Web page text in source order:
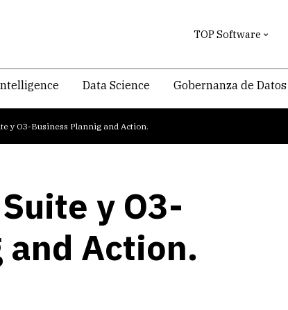
TOP Software
Data Science Gobernanza de Datos
y O3-Business Plannig and Action.
y O3-
and Action.